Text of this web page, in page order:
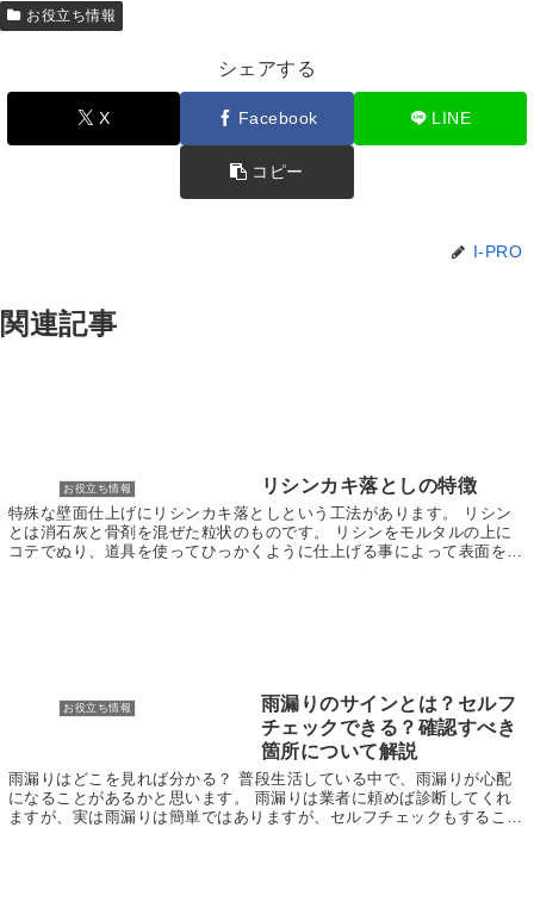
お役立ち情報
シェアする
X Facebook LINE
コピー
I-PRO
関連記事
お役立ち情報 リシンカキ落としの特徴
特殊な壁面仕上げにリシンカキ落としという工法があります。 リシン
とは消石灰と骨剤を混ぜた粒状のものです。 リシンをモルタルの上に
コテでぬり、道具を使ってひっかくように仕上げる事によって表面を粗
お役立ち情報
雨漏りのサインとは？セルフ
チェックできる？確認すべき
箇所について解説
雨漏りはどこを見れば分かる？ 普段生活している中で、雨漏りが心配
になることがあるかと思います。 雨漏りは業者に頼めば診断してくれ
ますが、実は雨漏りは簡単ではありますが、セルフチェックもすること